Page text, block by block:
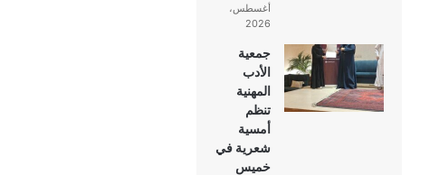
أغسطس،
2026
جمعية
الأدب
المهنية
تنظم
أمسية
شعرية في
خميس